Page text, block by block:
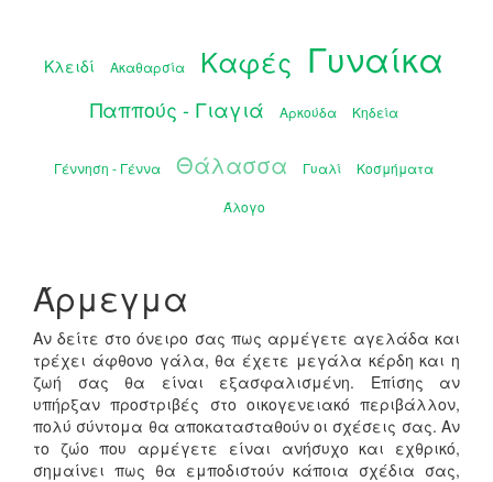
Κλειδί Ακαθαρσία Καφές Γυναίκα
Παππούς - Γιαγιά Αρκούδα Κηδεία
Γέννηση - Γέννα Θάλασσα Γυαλί Κοσμήματα
Άλογο
Άρμεγμα
Αν δείτε στο όνειρο σας πως αρμέγετε αγελάδα και
τρέχει άφθονο γάλα, θα έχετε μεγάλα κέρδη και η
ζωή σας θα είναι εξασφαλισμένη. Επίσης αν
υπήρξαν προστριβές στο οικογενειακό περιβάλλον,
πολύ σύντομα θα αποκατασταθούν οι σχέσεις σας. Αν
το ζώο που αρμέγετε είναι ανήσυχο και εχθρικό,
σημαίνει πως θα εμποδιστούν κάποια σχέδια σας,